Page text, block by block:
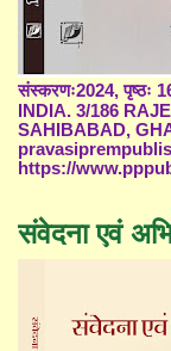
संस्करणः2024, पृष्ठः
INDIA. 3/186
SAHIBABAD,
https://
संवेदना एवं